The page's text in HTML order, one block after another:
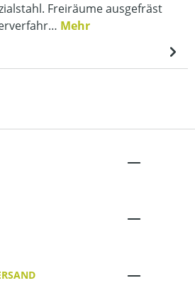
Freiräume ausgefräst
Mehr